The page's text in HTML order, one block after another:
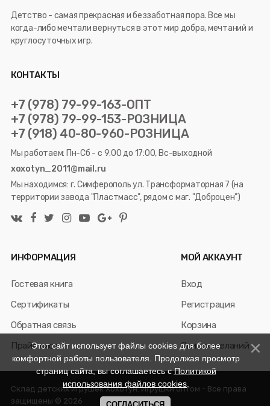
Детство - самая прекрасная и беззаботная пора. Все мы
когда-либо мечтали вернуться в этот мир добра, мечтаний и
круглосуточных игр.
КОНТАКТЫ
+7 (978) 79-99-163-ОПТ
+7 (978) 79-99-153-РОЗНИЦА
+7 (918) 40-80-960-РОЗНИЦА
Мы работаем: Пн-Сб - с 9:00 до 17:00, Вс-выходной
xoxotyn_2011@mail.ru
Мы находимся: г. Симферополь ул. Трансформаторная 7 (на
территории завода "Пластмасс", рядом с маг. "Доброцен")
ИНФОРМАЦИЯ
Гостевая книга
Сертификаты
Обратная связь
Прайс лист
МОЙ АККАУНТ
Вход
Регистрация
Корзина
Список желаний
Склад детских игрушек Хохотун. Игрушки оптом - Все права
защищены © 2026
Этот сайт использует файлы cookies для более
комфортной работы пользователя. Продолжая просмотр
страниц сайта, вы соглашаетесь сПолитикой
использования файлов cookies